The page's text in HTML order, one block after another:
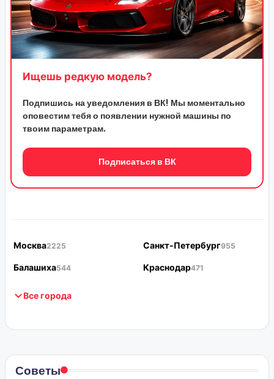
Ищешь редкую модель?
Подпишись на уведомления в ВК! Мы моментально
оповестим тебя о появлении нужной машины по
твоим параметрам.
Подписаться в ВК
Москва2225 Санкт-Петербург955
Балашиха544 Краснодар471
Все города
Советы